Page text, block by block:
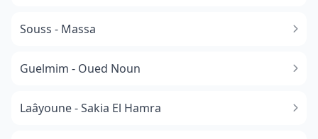
Souss - Massa
​Guelmim - Oued Noun
Laâyoune - Sakia El Hamra